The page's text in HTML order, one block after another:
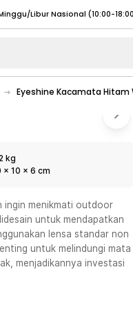
Sabtu - Minggu (08:00 -
- Minggu/ Libur Nasional
- Minggu/ Libur Nasional
Libur Nasional (12:00-
Libur Nasional (12:00-
Sabtu - Minggu (08:00 -
- Minggu/ Libur Nasional
Eyeshine Kacamata Hitam
kg
x 10 x 6 cm
ingin menikmati outdoor
untuk mendapatkan
lensa standar non
untuk melindungi mata
menjadikannya investasi